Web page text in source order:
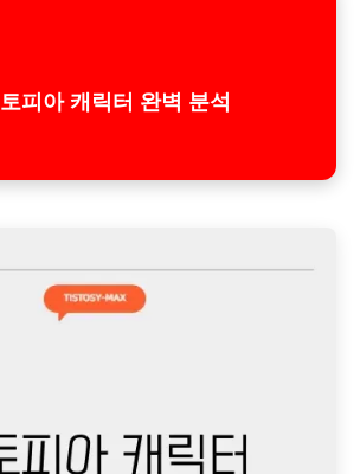
피아 캐릭터 완벽 분석